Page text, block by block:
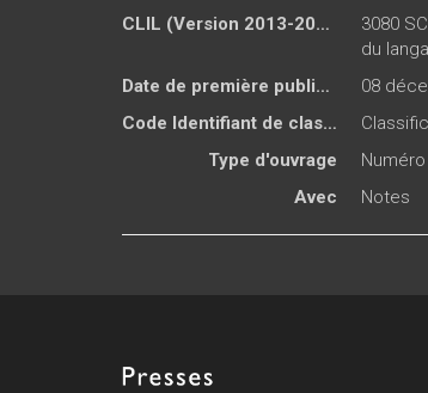
CLIL (Version 2013-2019 )
3080
du
Date de première publication du titre
08
Code Identifiant de classement sujet
Type d'ouvrage
Avec
Notes